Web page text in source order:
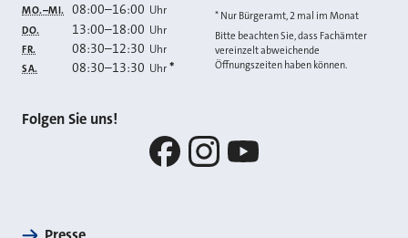
MO.–MI. 08:00–16:00 Uhr
DO. 13:00–18:00 Uhr
FR. 08:30–12:30 Uhr
SA. 08:30–13:30 Uhr *
* Nur Bürgeramt, 2 mal im Monat
Bitte beachten Sie, dass Fachämter
vereinzelt abweichende
Öffnungszeiten haben können.
Folgen Sie uns!